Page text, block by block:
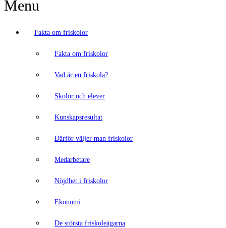
Menu
Fakta om friskolor
Fakta om friskolor
Vad är en friskola?
Skolor och elever
Kunskapsresultat
Därför väljer man friskolor
Medarbetare
Nöjdhet i friskolor
Ekonomi
De största friskoleägarna